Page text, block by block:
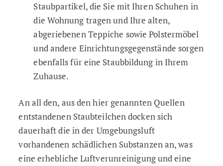
Staubpartikel, die Sie mit Ihren Schuhen in
die Wohnung tragen und Ihre alten,
abgeriebenen Teppiche sowie Polstermöbel
und andere Einrichtungsgegenstände sorgen
ebenfalls für eine Staubbildung in Ihrem
Zuhause.
An all den, aus den hier genannten Quellen
entstandenen Staubteilchen docken sich
dauerhaft die in der Umgebungsluft
vorhandenen schädlichen Substanzen an, was
eine erhebliche Luftverunreinigung und eine